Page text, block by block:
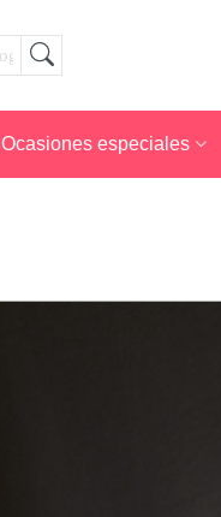
Ocasiones especiales